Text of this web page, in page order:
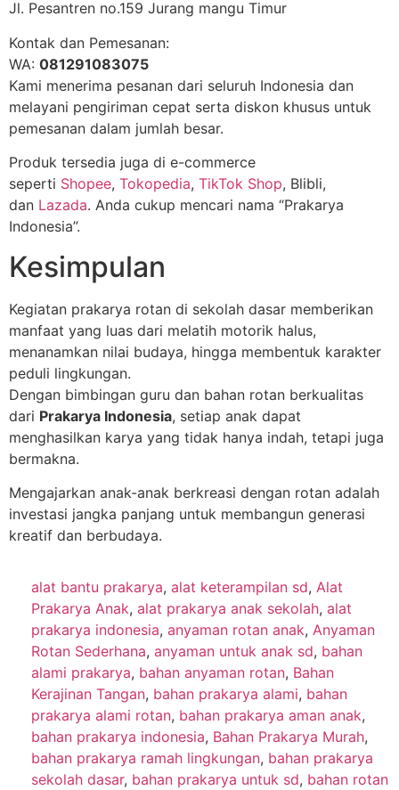
Jl. Pesantren no.159 Jurang mangu Timur
Kontak dan Pemesanan:
WA: 081291083075
Kami menerima pesanan dari seluruh Indonesia dan
melayani pengiriman cepat serta diskon khusus untuk
pemesanan dalam jumlah besar.
Produk tersedia juga di e-commerce
seperti Shopee, Tokopedia, TikTok Shop, Blibli,
dan Lazada. Anda cukup mencari nama “Prakarya
Indonesia”.
Kesimpulan
Kegiatan prakarya rotan di sekolah dasar memberikan
manfaat yang luas dari melatih motorik halus,
menanamkan nilai budaya, hingga membentuk karakter
peduli lingkungan.
Dengan bimbingan guru dan bahan rotan berkualitas
dari Prakarya Indonesia, setiap anak dapat
menghasilkan karya yang tidak hanya indah, tetapi juga
bermakna.
Mengajarkan anak-anak berkreasi dengan rotan adalah
investasi jangka panjang untuk membangun generasi
kreatif dan berbudaya.
alat bantu prakarya, alat keterampilan sd, Alat
Prakarya Anak, alat prakarya anak sekolah, alat
prakarya indonesia, anyaman rotan anak, Anyaman
Rotan Sederhana, anyaman untuk anak sd, bahan
alami prakarya, bahan anyaman rotan, Bahan
Kerajinan Tangan, bahan prakarya alami, bahan
prakarya alami rotan, bahan prakarya aman anak,
bahan prakarya indonesia, Bahan Prakarya Murah,
bahan prakarya ramah lingkungan, bahan prakarya
sekolah dasar, bahan prakarya untuk sd, bahan rotan